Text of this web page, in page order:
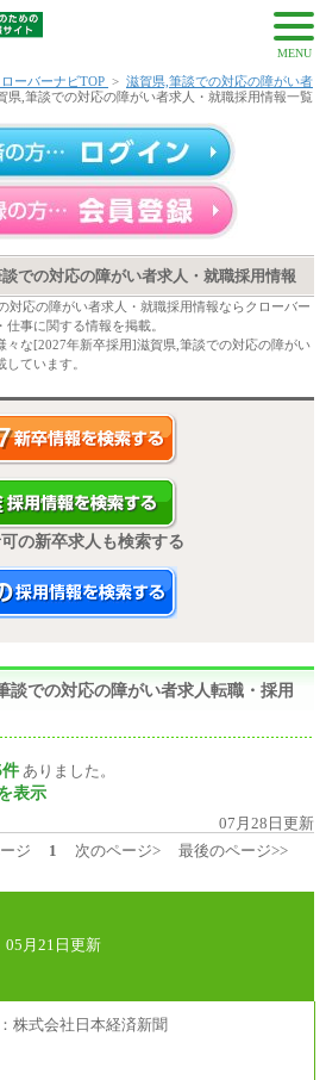
MENU
ーバーナビTOP > 滋賀県,筆談での対応の障がい者
県,筆談での対応の障がい者求人・就職採用情報一覧
での対応の障がい者求人・就職採用情報
対応の障がい者求人・就職採用情報ならクローバー
事に関する情報を掲載。
々な[2027年新卒採用]滋賀県,筆談での対応の障がい
ています。
の新卒求人も検索する
談での対応の障がい者求人転職・採用
件ありました。
表示
07月28日更新
ジ 1 次のページ> 最後のページ>>
05月21日更新